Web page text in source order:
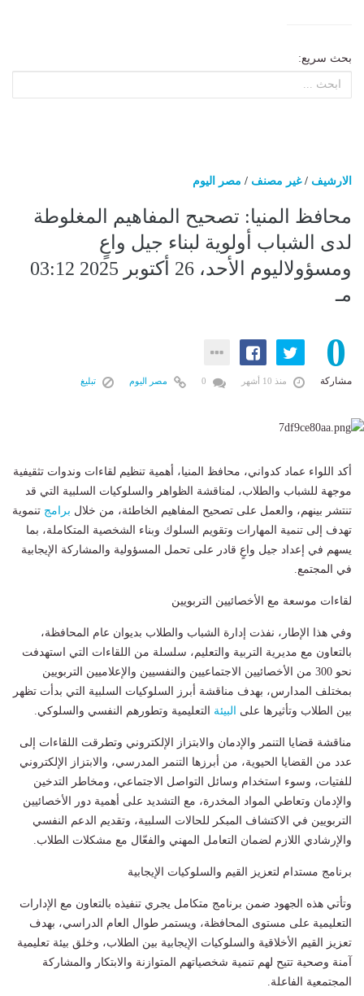
بحث سريع:
الارشيف /غير مصنف / مصر اليوم
محافظ المنيا: تصحيح المفاهيم المغلوطة
لدى الشباب أولوية لبناء جيل واعٍ
ومسؤولاليوم الأحد، 26 أكتوبر 2025 03:12
مـ
0
مشاركة منذ 10 أشهر مصر اليوم تبليغ
أكد اللواء عماد كدواني، محافظ المنيا، أهمية تنظيم لقاءات وندوات تثقيفية
موجهة للشباب والطلاب، لمناقشة الظواهر والسلوكيات السلبية التي قد
تنتشر بينهم، والعمل على تصحيح المفاهيم الخاطئة، من خلال برامج تنموية
تهدف إلى تنمية المهارات وتقويم السلوك وبناء الشخصية المتكاملة، بما
يسهم في إعداد جيل واعٍ قادر على تحمل المسؤولية والمشاركة الإيجابية
في المجتمع.
لقاءات موسعة مع الأخصائيين التربويين
وفي هذا الإطار، نفذت إدارة الشباب والطلاب بديوان عام المحافظة،
بالتعاون مع مديرية التربية والتعليم، سلسلة من اللقاءات التي استهدفت
نحو 300 من الأخصائيين الاجتماعيين والنفسيين والإعلاميين التربويين
بمختلف المدارس، بهدف مناقشة أبرز السلوكيات السلبية التي بدأت تظهر
بين الطلاب وتأثيرها على
البيئة التعليمية وتطورهم النفسي والسلوكي.
مناقشة قضايا التنمر والإدمان والابتزاز الإلكتروني وتطرقت اللقاءات إلى
عدد من القضايا الحيوية، من أبرزها التنمر المدرسي، والابتزاز الإلكتروني
للفتيات، وسوء استخدام وسائل التواصل الاجتماعي، ومخاطر التدخين
والإدمان وتعاطي المواد المخدرة، مع التشديد على أهمية دور الأخصائيين
التربويين في الاكتشاف المبكر للحالات السلبية، وتقديم الدعم النفسي
والإرشادي اللازم لضمان التعامل المهني والفعّال مع مشكلات الطلاب.
برنامج مستدام لتعزيز القيم والسلوكيات الإيجابية
وتأتي هذه الجهود ضمن برنامج متكامل يجري تنفيذه بالتعاون مع الإدارات
التعليمية على مستوى المحافظة، ويستمر طوال العام الدراسي، بهدف
تعزيز القيم الأخلاقية والسلوكيات الإيجابية بين الطلاب، وخلق بيئة تعليمية
آمنة وصحية تتيح لهم تنمية شخصياتهم المتوازنة والابتكار والمشاركة
المجتمعية الفاعلة.